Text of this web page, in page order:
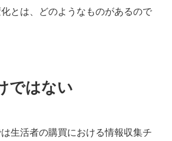
とは、どのようなものがあるので
ではない
生活者の購買における情報収集チ